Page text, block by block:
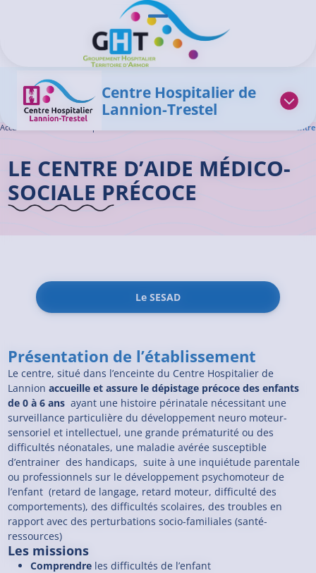
Ouvrir/Fermer le menu
Centre Hospitalier de
Lannion-Trestel
Accueil GHT Le
LE CENTRE D’AIDE MÉDICO-
SOCIALE PRÉCOCE
Le SESAD
Présentation de l’établissement
Le centre, situé dans l’enceinte du Centre Hospitalier de
Lannionaccueille et assure le dépistage précoce des enfants
de 0 à 6 ans ayant une histoire périnatale nécessitant une
surveillance particulière du développement neuro moteur-
sensoriel et intellectuel, une grande prématurité ou des
difficultés néonatales, une maladie avérée susceptible
d’entrainer des handicaps, suite à une inquiétude parentale
ou professionnels sur le développement psychomoteur de
l’enfant (retard de langage, retard moteur, difficulté des
comportements), des difficultés scolaires, des troubles en
rapport avec des perturbations socio-familiales (santé-
ressources)
Les missions
Comprendre les difficultés de l’enfant
Panneau de gestion des cookies